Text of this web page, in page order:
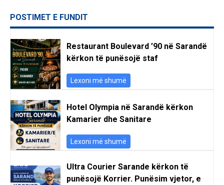
POSTIMET E FUNDIT
Restaurant Boulevard ’90 në Sarandë
kërkon të punësojë staf
Lexoni më shumë
Hotel Olympia në Sarandë kërkon
Kamarier dhe Sanitare
Lexoni më shumë
Ultra Courier Sarande kërkon të
punësojë Korrier. Punësim vjetor, e